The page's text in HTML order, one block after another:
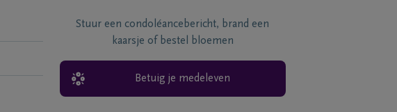
Stuur een condoléancebericht, brand een
kaarsje of bestel bloemen
Betuig je medeleven